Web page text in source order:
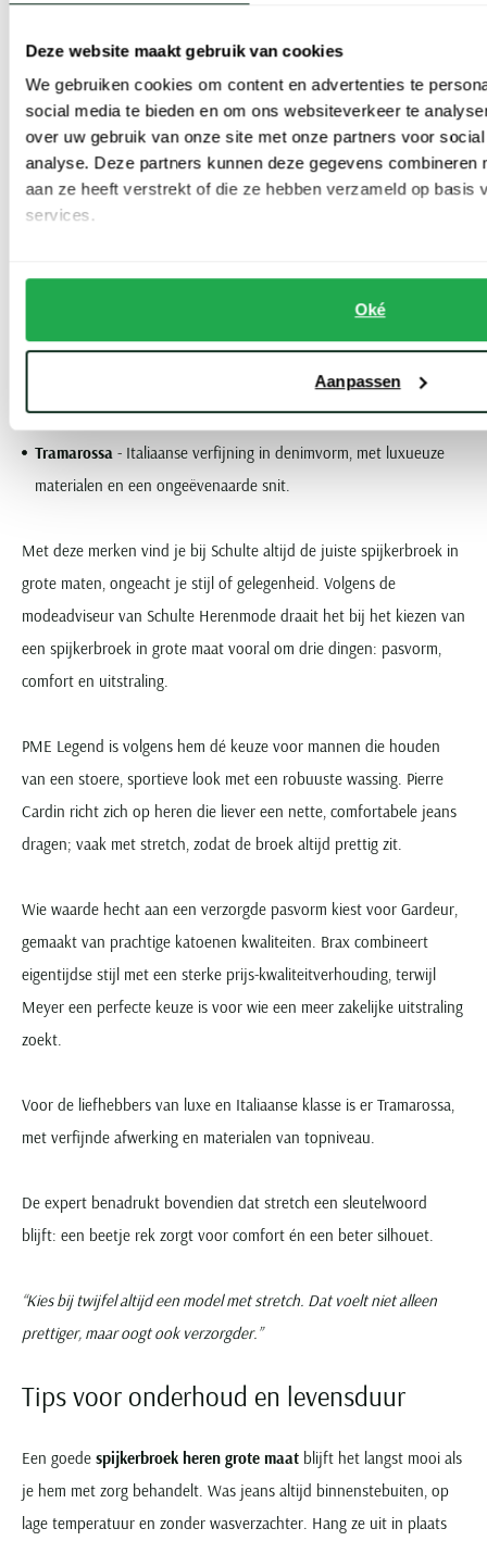
Deze website maakt gebruik van cookies
We gebruiken cookies om content en advertenties te
social media te bieden en om ons websiteverkeer te
over uw gebruik van onze site met onze partners voor
analyse. Deze partners kunnen deze gegevens combineren
aan ze heeft verstrekt of die ze hebben verzameld op basis
services.
Oké
Aanpassen
pasvorm. Binnen onze collectie grote maten heren jeans vind je
onder andere:
PME Legend- sportief en stoer, met robuuste denimlooks tot
maat 6XL.
Pierre Cardin
Brax- moderne stijl en uitstekende prijs-kwaliteitverhouding.
- de ideale keuze voor een zakelijke jeans, met subtiele
details en hoog draagcomfort.
Tramarossa - Italiaanse verfijning in denimvorm, met luxueuze
materialen en een ongeëvenaarde snit.
Met deze merken vind je bij Schulte altijd de juiste spijkerbroek in
grote maten, ongeacht je stijl of gelegenheid. Volgens de
modeadviseur van Schulte Herenmode draait het bij het kiezen van
een spijkerbroek in grote maat vooral om drie dingen: pasvorm,
comfort en uitstraling.
PME Legend is volgens hem dé keuze voor mannen die houden
van een stoere, sportieve look met een robuuste wassing. Pierre
Cardin richt zich op heren die liever een nette, comfortabele jeans
dragen; vaak met stretch, zodat de broek altijd prettig zit.
Wie waarde hecht aan een verzorgde pasvorm kiest voor Gardeur,
gemaakt van prachtige katoenen kwaliteiten. Brax combineert
eigentijdse stijl met een sterke prijs-kwaliteitverhouding, terwijl
Meyer een perfecte keuze is voor wie een meer zakelijke uitstraling
zoekt.
Voor de liefhebbers van luxe en Italiaanse klasse is er Tramarossa,
met verfijnde afwerking en materialen van topniveau.
De expert benadrukt bovendien dat stretch een sleutelwoord
blijft: een beetje rek zorgt voor comfort én een beter silhouet.
“Kies bij twijfel altijd een model met stretch. Dat voelt niet alleen
prettiger, maar oogt ook verzorgder.”
Tips voor onderhoud en levensduur
Een goede spijkerbroek heren grote maat blijft het langst mooi als
je hem met zorg behandelt. Was jeans altijd binnenstebuiten, op
lage temperatuur en zonder wasverzachter. Hang ze uit in plaats